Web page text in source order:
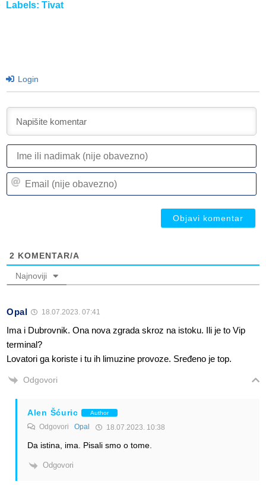
Labels: Tivat
Login
2 KOMENTAR/A
Najnoviji
Opal 18.07.2023. 07:41
Ima i Dubrovnik. Ona nova zgrada skroz na istoku. Ili je to Vip
terminal?
Lovatori ga koriste i tu ih limuzine provoze. Sređeno je top.
Odgovori
Alen Šćuric Author
Odgovori Opal 18.07.2023. 10:38
Da istina, ima. Pisali smo o tome.
Odgovori